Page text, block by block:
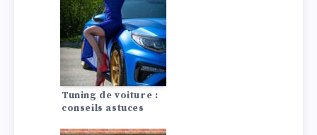
Tuning de voiture :
conseils astuces